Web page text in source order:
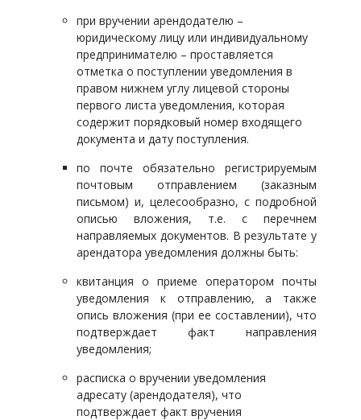
при вручении арендодателю –
юридическому лицу или индивидуальному
предпринимателю – проставляется
отметка о поступлении уведомления в
правом нижнем углу лицевой стороны
первого листа уведомления, которая
содержит порядковый номер входящего
документа и дату поступления.
по почте обязательно регистрируемым
почтовым отправлением (заказным
письмом) и, целесообразно, с подробной
описью вложения, т.е. с перечнем
направляемых документов. В результате у
арендатора уведомления должны быть:
квитанция о приеме оператором почты
уведомления к отправлению, а также
опись вложения (при ее составлении), что
подтверждает факт направления
уведомления;
расписка о вручении уведомления
адресату (арендодателя), что
подтверждает факт вручения